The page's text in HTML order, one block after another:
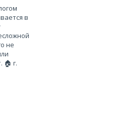
в
не
🏠 г.